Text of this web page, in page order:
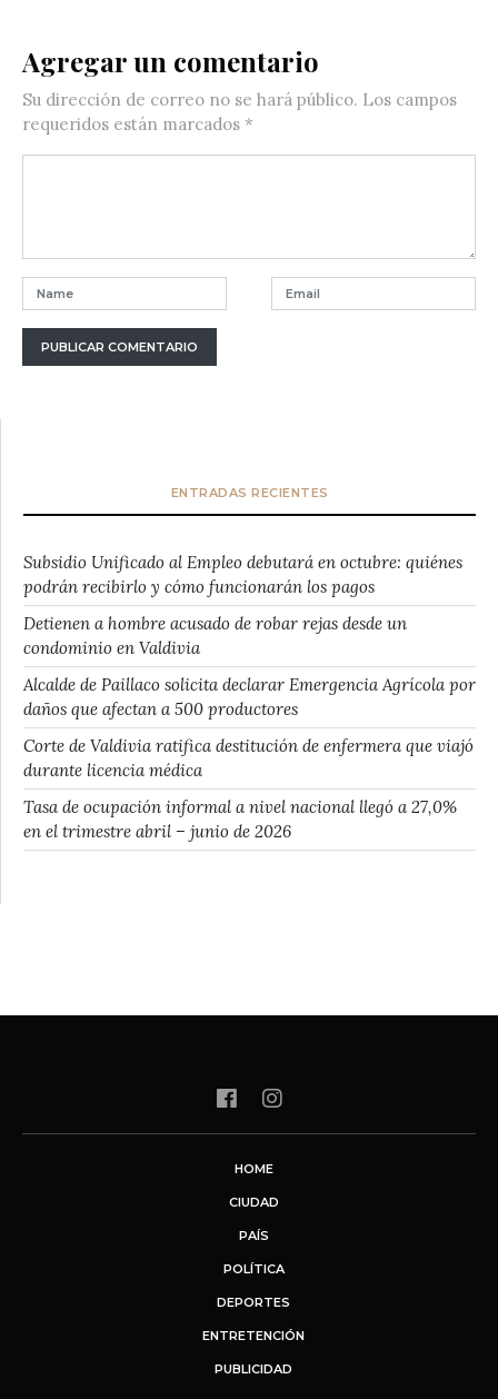
Agregar un comentario
Su dirección de correo no se hará público. Los campos
requeridos están marcados *
ENTRADAS RECIENTES
Subsidio Unificado al Empleo debutará en octubre: quiénes
podrán recibirlo y cómo funcionarán los pagos
Detienen a hombre acusado de robar rejas desde un
condominio en Valdivia
Alcalde de Paillaco solicita declarar Emergencia Agrícola por
daños que afectan a 500 productores
Corte de Valdivia ratifica destitución de enfermera que viajó
durante licencia médica
Tasa de ocupación informal a nivel nacional llegó a 27,0%
en el trimestre abril – junio de 2026
HOME
CIUDAD
PAÍS
POLÍTICA
DEPORTES
ENTRETENCIÓN
PUBLICIDAD